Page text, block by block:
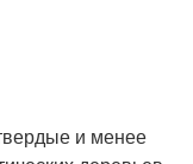
и менее